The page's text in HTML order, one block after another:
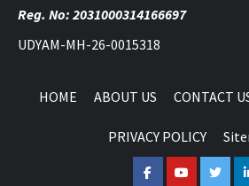
Reg. No: 2031000314166697
UDYAM-MH-26-0015318
HOME ABOUT US CONTACT
PRIVACY POLICY
FacebookYoutubeTwitter